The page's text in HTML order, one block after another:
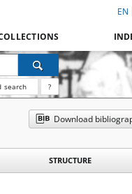
EN
search ?
Download
STRUCTURE